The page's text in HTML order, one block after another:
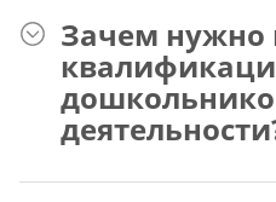
Зачем